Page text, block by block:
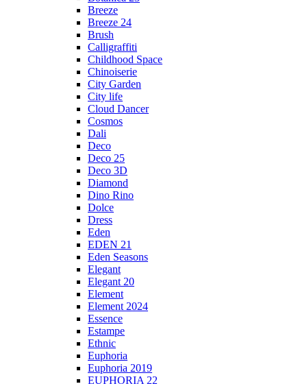
Breeze
Breeze 24
Brush
Calligraffiti
Childhood Space
Chinoiserie
City Garden
City life
Cloud Dancer
Cosmos
Dali
Deco
Deco 25
Deco 3D
Diamond
Dino Rino
Dolce
Dress
Eden
EDEN 21
Eden Seasons
Elegant
Elegant 20
Element
Element 2024
Essence
Estampe
Ethnic
Euphoria
Euphoria 2019
EUPHORIA 22